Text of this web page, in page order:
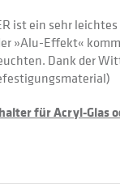
ist ein sehr
»Alu-Effekt«
Dank der
für Acryl-Glas